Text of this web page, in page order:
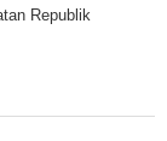
Republik